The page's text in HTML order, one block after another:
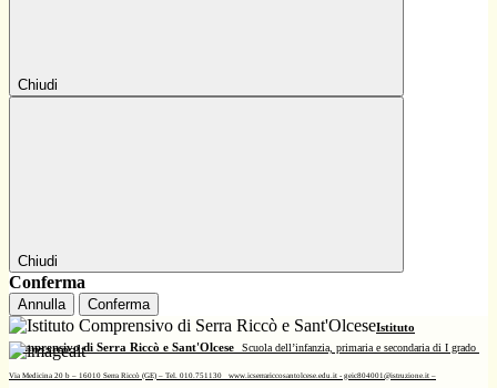
Chiudi
Chiudi
Conferma
Annulla Conferma
Istituto
Comprensivo di Serra Riccò e Sant'Olcese
Scuola dell’infanzia, primaria e secondaria di I grado
Via Medicina 20 b – 16010 Serra Riccò (GE) – Tel. 010.751130 www.icserrariccosantolcese.edu.it - geic804001@istruzione.it –